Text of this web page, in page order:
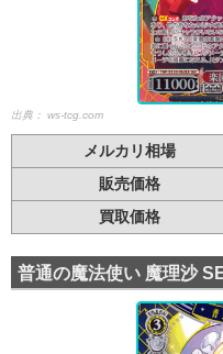
出典： ws-tcg.com
メルカリ相場
販売価格
買取価格
普通の魔法使い 魔理沙